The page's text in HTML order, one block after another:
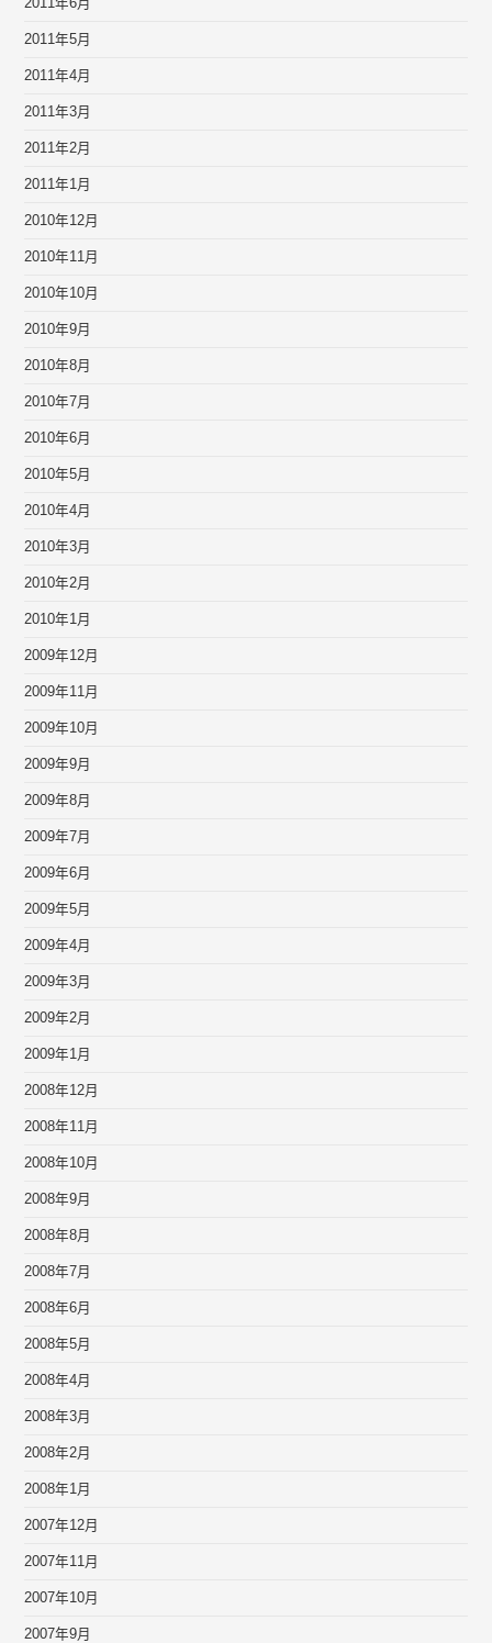
2011年6月
2011年5月
2011年4月
2011年3月
2011年2月
2011年1月
2010年12月
2010年11月
2010年10月
2010年9月
2010年8月
2010年7月
2010年6月
2010年5月
2010年4月
2010年3月
2010年2月
2010年1月
2009年12月
2009年11月
2009年10月
2009年9月
2009年8月
2009年7月
2009年6月
2009年5月
2009年4月
2009年3月
2009年2月
2009年1月
2008年12月
2008年11月
2008年10月
2008年9月
2008年8月
2008年7月
2008年6月
2008年5月
2008年4月
2008年3月
2008年2月
2008年1月
2007年12月
2007年11月
2007年10月
2007年9月